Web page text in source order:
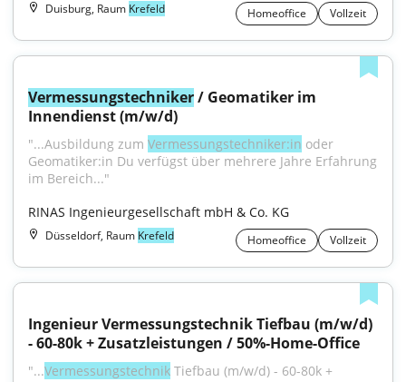
Duisburg, Raum Krefeld Homeoffice Vollzeit
Vermessungstechniker / Geomatiker im
Innendienst (m/w/d)
"...Ausbildung zum Vermessungstechniker:in oder
Geomatiker:in Du verfügst über mehrere Jahre Erfahrung
im Bereich..."
RINAS Ingenieurgesellschaft mbH & Co. KG
Düsseldorf, Raum Krefeld Homeoffice Vollzeit
Ingenieur Vermessungstechnik Tiefbau (m/w/d)
- 60-80k + Zusatzleistungen / 50%-Home-Office
"...Vermessungstechnik Tiefbau (m/w/d) - 60-80k +